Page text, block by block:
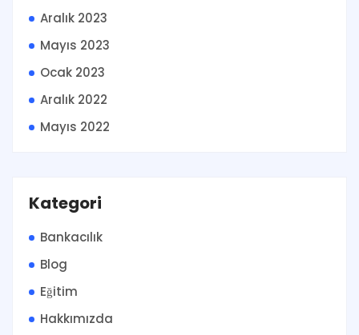
Aralık 2023
Mayıs 2023
Ocak 2023
Aralık 2022
Mayıs 2022
Kategori
Bankacılık
Blog
Eğitim
Hakkımızda